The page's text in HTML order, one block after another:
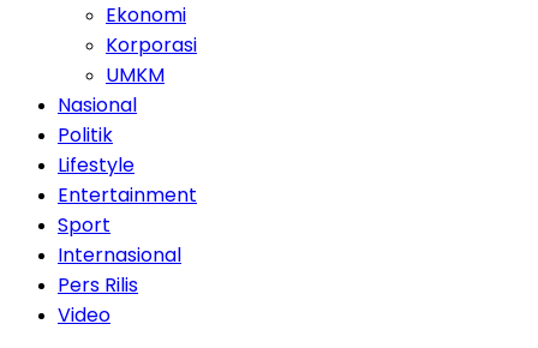
Ekonomi
Korporasi
UMKM
Nasional
Politik
Lifestyle
Entertainment
Sport
Internasional
Pers Rilis
Video